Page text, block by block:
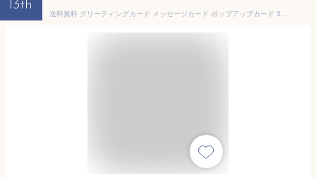
13th
送料無料 グリーティングカード メッセージカード ポップアップカード 3D 飛び出す 立体 THANKYOU サンキュー 英字 シンプル カード メッセージ お祝い 記念日 バレンタインデー ホワイトデー 誕生日 バースデー 母の日 父の日 レター 手紙 贈り物 ギフト プレゼント 感謝 切